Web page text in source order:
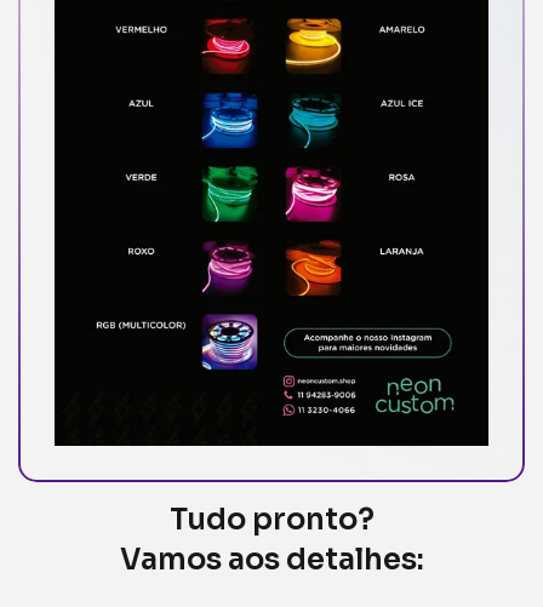
Tudo pronto?
Vamos aos detalhes: